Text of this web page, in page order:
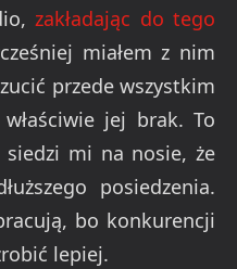
zakładając do tego
miałem z nim
przede wszystkim
jej brak. To
mi na nosie, że
posiedzenia.
bo konkurencji
lepiej.